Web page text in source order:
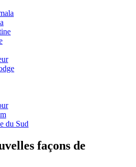
du Sud
façons de